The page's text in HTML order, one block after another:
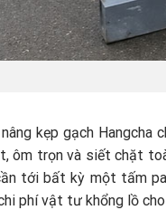
kẹp gạch Hangcha
ôm trọn và siết chặt
tới bất kỳ một tấm
phí vật tư khổng lồ cho